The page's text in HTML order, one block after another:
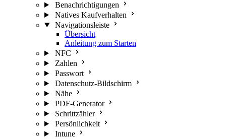
Benachrichtigungen
Natives Kaufverhalten
Navigationsleiste
Übersicht
Anleitung zum Starten
NFC
Zahlen
Passwort
Datenschutz-Bildschirm
Nähe
PDF-Generator
Schrittzähler
Persönlichkeit
Intune